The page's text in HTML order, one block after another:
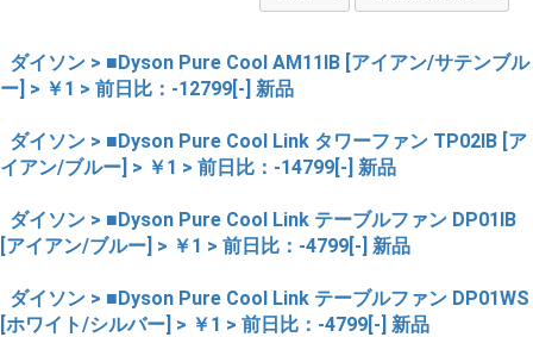
ダイソン > ■Dyson Pure Cool AM11IB [アイアン/サテンブル
ー] > ￥1 > 前日比：-12799[-] 新品
ダイソン > ■Dyson Pure Cool Link タワーファン TP02IB [ア
イアン/ブルー] > ￥1 > 前日比：-14799[-] 新品
ダイソン > ■Dyson Pure Cool Link テーブルファン DP01IB
[アイアン/ブルー] > ￥1 > 前日比：-4799[-] 新品
ダイソン > ■Dyson Pure Cool Link テーブルファン DP01WS
[ホワイト/シルバー] > ￥1 > 前日比：-4799[-] 新品